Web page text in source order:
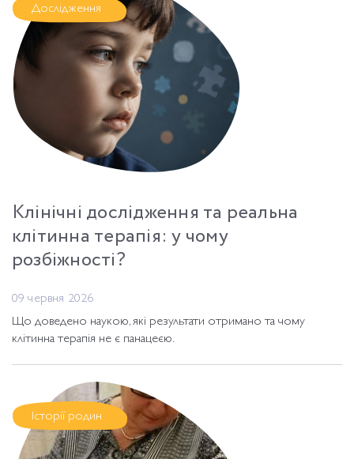
Дослідження
Клінічні дослідження та реальна
клітинна терапія: у чому
розбіжності?
09 червня 2026
Що доведено наукою, які результати отримано та чому
клітинна терапія не є панацеєю.
Історії родин